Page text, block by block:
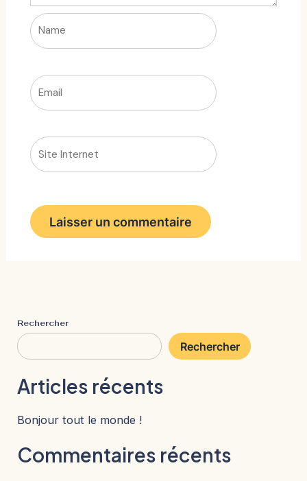
Name
Email
Site
Internet
Rechercher
Rechercher
Articles récents
Bonjour tout le monde !
Commentaires récents